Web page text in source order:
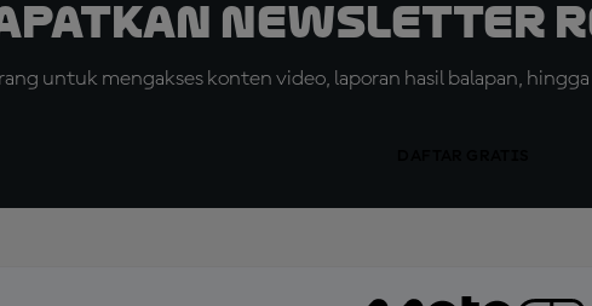
Newsletter
untuk mengakses konten video, laporan hasil balapan,